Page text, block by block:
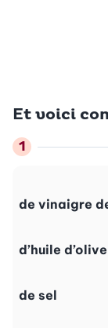
Et voici
de vinaigre
d’huile d’olive
de sel